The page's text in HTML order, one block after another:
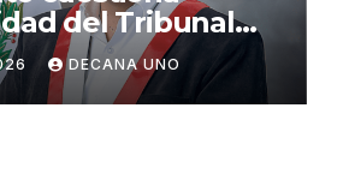
del Tribunal
tras liberación
Humala
DECANA UNO